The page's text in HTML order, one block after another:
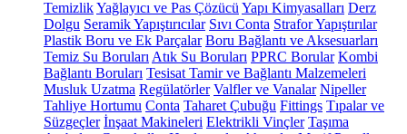
TemizlikYağlayıcı ve Pas Çözücü Yapı Kimyasalları Derz
Dolgu Seramik Yapıştırıcılar Sıvı Conta Strafor Yapıştırılar
Plastik Boru ve Ek Parçalar Boru Bağlantı ve Aksesuarları
Temiz Su Boruları Atık Su Boruları PPRC Borular Kombi
Bağlantı Boruları Tesisat Tamir ve Bağlantı Malzemeleri
Musluk Uzatma Regülatörler Valfler ve Vanalar Nipeller
Tahliye Hortumu Conta Taharet Çubuğu Fittings Tıpalar ve
Süzgeçler İnşaat Makineleri Elektrikli Vinçler Taşıma